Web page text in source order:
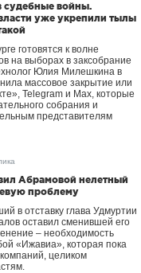
судебные войны.
уже укрепили тылы
готовятся к волне
на выборах в заксобрание
Юлия Милешкина в
массовое закрытие или
Telegram и Max, которые
собрания и
представителям
Абрамовой нелетный
проблему
в отставку глава Удмуртии
оставил сменившей его
– необходимость
«Ижавиа», которая пока
целиком